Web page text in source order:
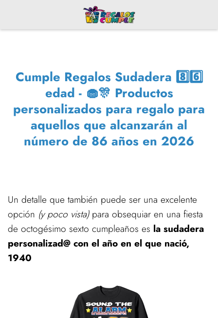
Cumple Regalos Sudadera 8️⃣6️⃣
edad - 🧁🎊 Productos
personalizados para regalo para
aquellos que alcanzarán al
número de 86 años en 2026
Un detalle que también puede ser una excelente
opción (y poco vista)para obsequiar en una fiesta
de octogésimo sexto cumpleaños es la sudadera
personalizad@ con el año en el que nació,
1940